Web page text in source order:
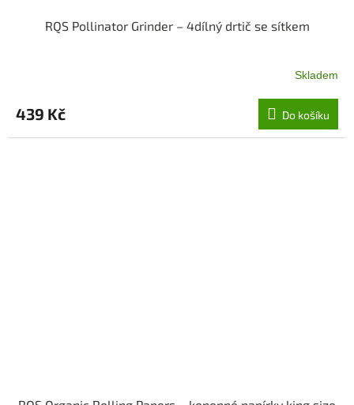
RQS Pollinator Grinder – 4dílný drtič se sítkem
Skladem
439 Kč Do košíku